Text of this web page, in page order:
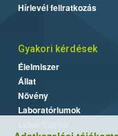
Hírlevél feliratkozás
Gyakori kérdések
Élelmiszer
Állat
Növény
Laboratóriumok